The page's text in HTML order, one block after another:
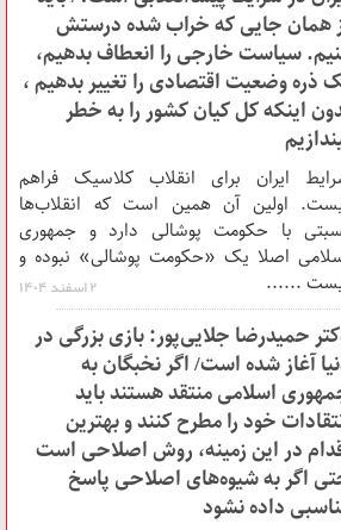
همان جایی که خراب شده درستش
سیاست خارجی را انعطاف بدهیم،
ذره وضعیت اقتصادی را تغییر بدهیم ،
اینکه کل کیان کشور را به خطر
ایران برای انقلاب کلاسیک فراهم
اولین آن همین است که انقلاب‌ها
با حکومت پوشالی دارد و جمهوری
اصلا یک «حکومت پوشالی» نبوده و
......
۲ اسفند ۱۴۰۴
حمیدرضا جلایی‌پور: بازی بزرگی در
آغاز شده است/ اگر نخبگان به
اسلامی منتقد هستند باید
خود را مطرح کنند و بهترین
در این زمینه، روش اصلاحی است
اگر به شیوه‌های اصلاحی پاسخ
داده نشود